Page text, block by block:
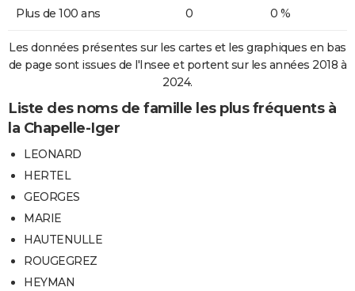
Plus de 100 ans 0 0 %
Les données présentes sur les cartes et les graphiques en bas
de page sont issues de l'Insee et portent sur les années 2018 à
2024.
Liste des noms de famille les plus fréquents à
la Chapelle-Iger
LEONARD
HERTEL
GEORGES
MARIE
HAUTENULLE
ROUGEGREZ
HEYMAN